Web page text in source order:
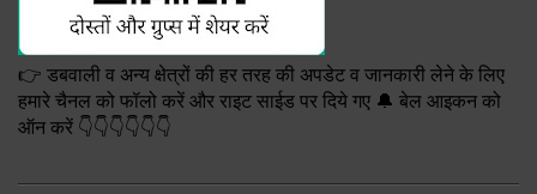
👉 डबवाली व अन्य क्षेत्रों की हर तरह की अपडेट व जानकारी लेने के लिए
हमारे चैनल को फॉलो करें और राइट साईड पर दिये गए 🔔 बेल आइकन को
ऑन करें 👇👇👇👇👇👇